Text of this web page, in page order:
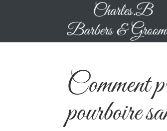
pourboire